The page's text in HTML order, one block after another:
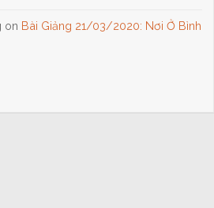
on Bài Giảng 21/03/2020: Nơi Ở Bình